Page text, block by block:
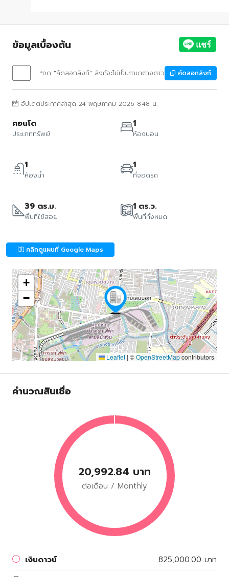
ข้อมูลเบื้องต้น
*กด "คัดลอกลิงก์" ลิงก์จะไม่เป็นภาษาต่างดาว คัดลอกลิงก์
อัปเดตประกาศล่าสุด 24 พฤษภาคม 2026 8:48 น.
คอนโด
ประเภททรัพย์
1
ห้องนอน
1
ห้องน้ำ
1
ที่จอดรถ
39 ตร.ม.
พื้นที่ใช้สอย
1 ตร.ว.
พื้นที่ทั้งหมด
คลิกดูแผนที่ Google Maps
+
−
Leaflet | ©OpenStreetMapcontributors
คำนวณสินเชื่อ
20,992.84 บาท
ต่อเดือน / Monthly
เงินดาวน์
825,000.00 บาท